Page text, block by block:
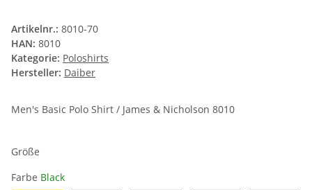
Artikelnr.: 8010-70
HAN: 8010
Kategorie: Poloshirts
Hersteller: Daiber
Men's Basic Polo Shirt / James & Nicholson 8010
Größe
Farbe Black